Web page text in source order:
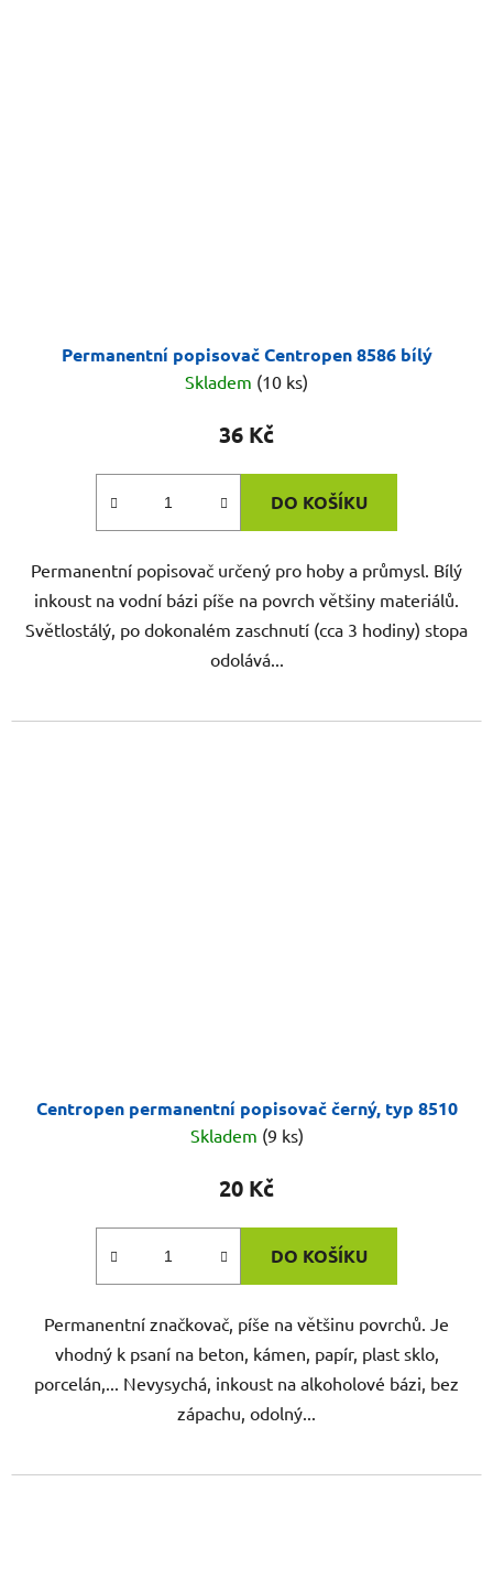
Permanentní popisovač Centropen 8586 bílý
Skladem (10 ks)
36 Kč
DO KOŠÍKU
Permanentní popisovač určený pro hoby a průmysl. Bílý
inkoust na vodní bázi píše na povrch většiny materiálů.
Světlostálý, po dokonalém zaschnutí (cca 3 hodiny) stopa
odolává...
Centropen permanentní popisovač černý, typ 8510
Skladem (9 ks)
20 Kč
DO KOŠÍKU
Permanentní značkovač, píše na většinu povrchů. Je
vhodný k psaní na beton, kámen, papír, plast sklo,
porcelán,... Nevysychá, inkoust na alkoholové bázi, bez
zápachu, odolný...